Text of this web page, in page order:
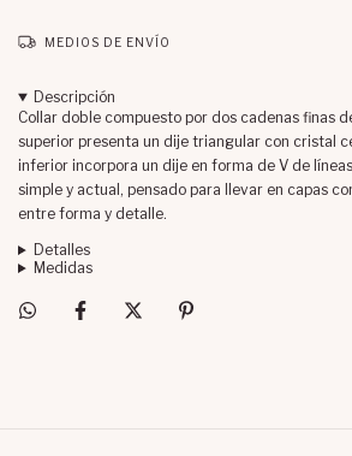
MEDIOS DE ENVÍO
Descripción
Collar doble compuesto por dos cadenas finas
superior presenta un dije triangular con cristal
inferior incorpora un dije en forma de V de
simple y actual, pensado para llevar en capas
entre forma y detalle.
Detalles
Medidas